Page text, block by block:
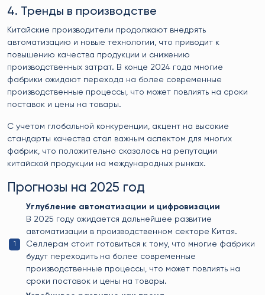
4. Тренды в производстве
Китайские производители продолжают внедрять
автоматизацию и новые технологии, что приводит к
повышению качества продукции и снижению
производственных затрат. В конце 2024 года многие
фабрики ожидают перехода на более современные
производственные процессы, что может повлиять на сроки
поставок и цены на товары.
С учетом глобальной конкуренции, акцент на высокие
стандарты качества стал важным аспектом для многих
фабрик, что положительно сказалось на репутации
китайской продукции на международных рынках.
Прогнозы на 2025 год
Углубление автоматизации и цифровизации
В 2025 году ожидается дальнейшее развитие
автоматизации в производственном секторе Китая.
Селлерам стоит готовиться к тому, что многие фабрики
будут переходить на более современные
производственные процессы, что может повлиять на
сроки поставок и цены на товары.